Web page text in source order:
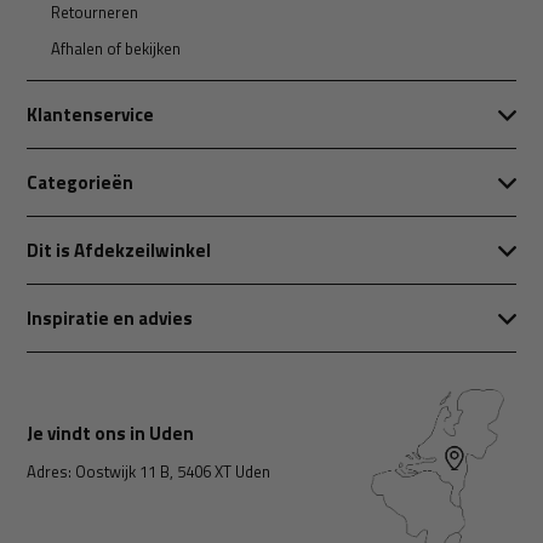
Retourneren
Afhalen of bekijken
Klantenservice
Categorieën
Dit is Afdekzeilwinkel
Inspiratie en advies
Je vindt ons in Uden
Adres: Oostwijk 11 B, 5406 XT Uden